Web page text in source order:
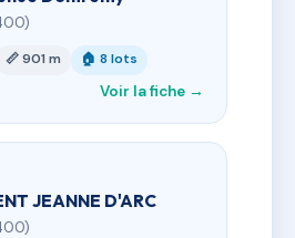
📏 901 m 🏠 8 lots
Voir la fiche →
JEANNE D'ARC